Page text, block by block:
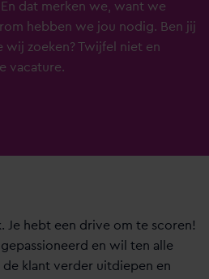
dat merken we, want we
hebben we jou nodig. Ben jij
wij zoeken? Twijfel niet en
vacature.
Je hebt een drive om te scoren!
en wil ten alle
klant verder uitdiepen en